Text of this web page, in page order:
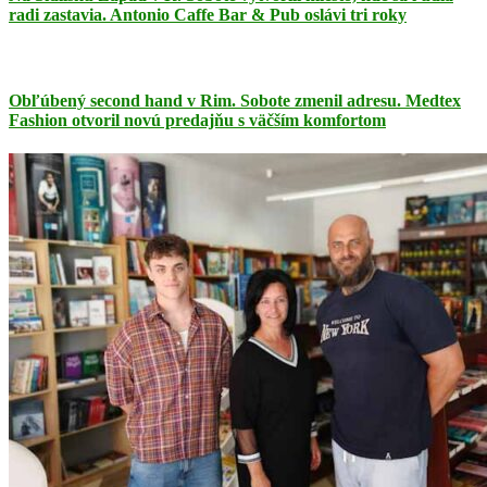
radi zastavia. Antonio Caffe Bar & Pub oslávi tri roky
Obľúbený second hand v Rim. Sobote zmenil adresu. Medtex
Fashion otvoril novú predajňu s väčším komfortom